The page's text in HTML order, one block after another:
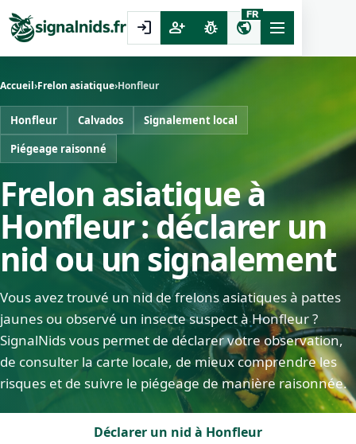
login person_add pest_control public
FR
Accueil›Frelon asiatique›Honfleur
Honfleur Calvados
Signalement local
Piégeage raisonné
Frelon asiatique à
Honfleur : déclarer un
nid ou un signalement
Vous avez trouvé un nid de frelons asiatiques à pattes
jaunes ou observé un insecte suspect à Honfleur ?
SignalNids vous permet de déclarer votre observation,
de consulter la carte locale, de mieux comprendre les
risques et de suivre le piégeage de manière raisonnée.
Déclarer un nid à Honfleur